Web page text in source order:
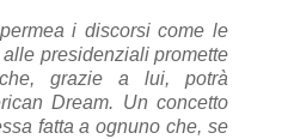
i discorsi come le
presidenziali promette
grazie a lui, potrà
Dream. Un concetto
fatta a ognuno che, se